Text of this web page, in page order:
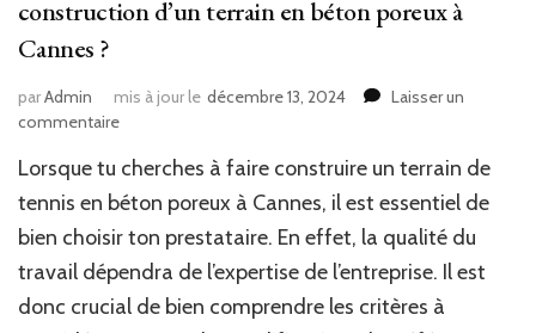
construction d’un terrain en béton poreux à
Cannes ?
parAdmin mis à jour le décembre 13, 2024
Laisser un
commentairesur
choisir
un
prestataire
fiable
pour
la
construction
Lorsque tu cherches à faire construire un terrain de
tennis en béton poreux à Cannes, il est essentiel de
bien choisir ton prestataire. En effet, la qualité du
travail dépendra de l’expertise de l’entreprise. Il est
donc crucial de bien comprendre les critères à